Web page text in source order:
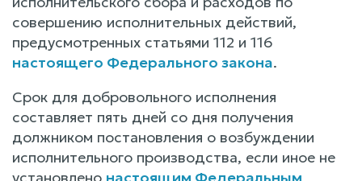
совершению исполнительных действий,
предусмотренных статьями 112 и 116
настоящего Федерального закона.
Срок для добровольного исполнения
составляет пять дней со дня получения
должником постановления о возбуждении
исполнительного производства, если иное не
установлено настоящим Федеральным